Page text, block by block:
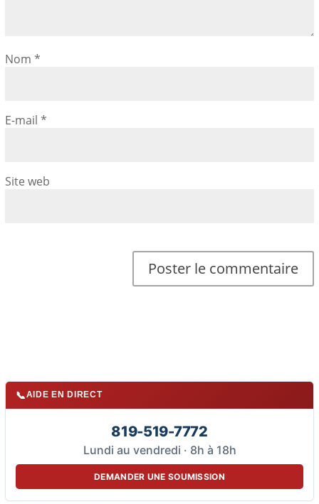
Nom *
E-mail *
Site web
📞AIDE EN DIRECT
819-519-7772
Lundi au vendredi · 8h à 18h
DEMANDER UNE SOUMISSION